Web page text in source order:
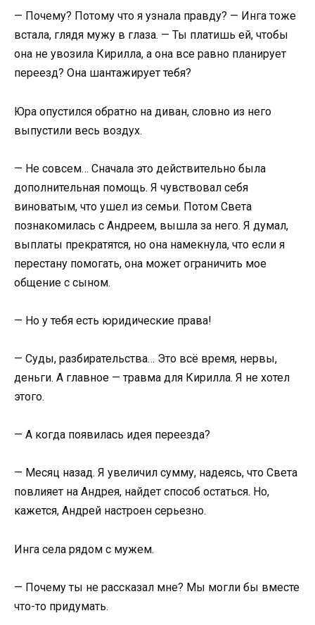
— Почему? Потому что я узнала правду? — Инга тоже
встала, глядя мужу в глаза. — Ты платишь ей, чтобы
она не увозила Кирилла, а она все равно планирует
переезд? Она шантажирует тебя?
Юра опустился обратно на диван, словно из него
выпустили весь воздух.
— Не совсем… Сначала это действительно была
дополнительная помощь. Я чувствовал себя
виноватым, что ушел из семьи. Потом Света
познакомилась с Андреем, вышла за него. Я думал,
выплаты прекратятся, но она намекнула, что если я
перестану помогать, она может ограничить мое
общение с сыном.
— Но у тебя есть юридические права!
— Суды, разбирательства… Это всё время, нервы,
деньги. А главное — травма для Кирилла. Я не хотел
этого.
— А когда появилась идея переезда?
— Месяц назад. Я увеличил сумму, надеясь, что Света
повлияет на Андрея, найдет способ остаться. Но,
кажется, Андрей настроен серьезно.
Инга села рядом с мужем.
— Почему ты не рассказал мне? Мы могли бы вместе
что-то придумать.